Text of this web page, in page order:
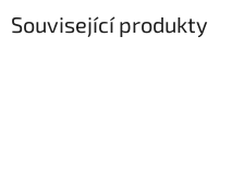
Související produkty